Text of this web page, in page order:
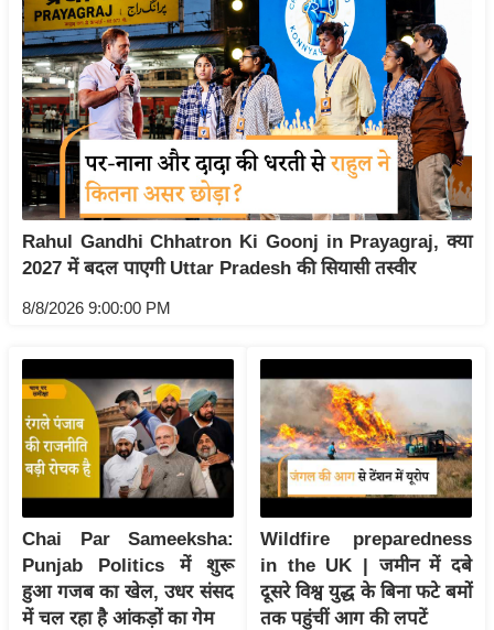
बि
ज़
ने
स
उ
द्यो
ग
ज
ग
त
वि
ज्ञ
रा
य
ज
ट
खे
ल
Rahul Gandhi Chhatron Ki Goonj in Prayagraj, क्या
2027 में बदल पाएगी Uttar Pradesh की सियासी तस्वीर
8/8/2026 9:00:00 PM
Chai Par Sameeksha:
Punjab Politics में शुरू
हुआ गजब का खेल, उधर संसद
में चल रहा है आंकड़ों का गेम
Wildfire preparedness
in the UK | जमीन में दबे
दूसरे विश्व युद्ध के बिना फटे बमों
तक पहुंचीं आग की लपटें